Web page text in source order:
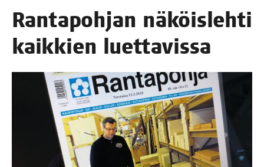
Ran­ta­poh­jan näköis­leh­ti
kaik­kien luettavissa